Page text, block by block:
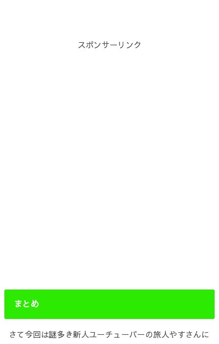
スポンサーリンク
まとめ
さて今回は謎多き新人ユーチューバーの旅人やすさんに